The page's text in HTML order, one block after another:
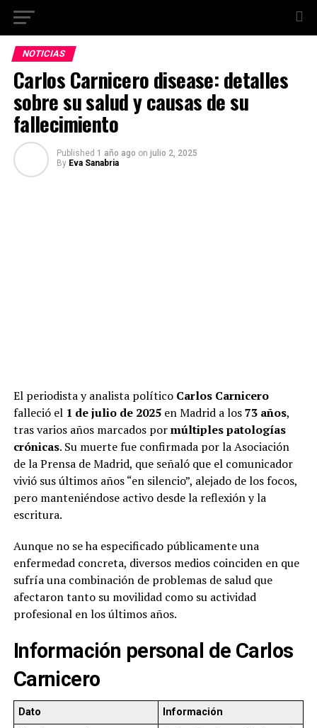
NOTICIAS
Carlos Carnicero disease: detalles
sobre su salud y causas de su
fallecimiento
Published 1 año ago on julio 2, 2025
By Eva Sanabria
El periodista y analista político Carlos Carnicero
falleció el 1 de julio de 2025en Madrid a los73 años,
tras varios años marcados pormúltiples patologías
crónicas. Su muerte fue confirmada por la Asociación
de la Prensa de Madrid, que señaló que el comunicador
vivió sus últimos años “en silencio”, alejado de los focos,
pero manteniéndose activo desde la reflexión y la
escritura.
Aunque no se ha especificado públicamente una
enfermedad concreta, diversos medios coinciden en que
sufría una combinación de problemas de salud que
afectaron tanto su movilidad como su actividad
profesional en los últimos años.
Información personal de Carlos
Carnicero
Dato
Información